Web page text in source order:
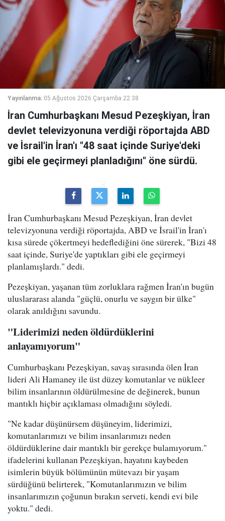
Yayınlanma: 05 Ağustos 2026 Çarşamba 22:38
İran Cumhurbaşkanı Mesud Pezeşkiyan, İran
devlet televizyonuna verdiği röportajda ABD
ve İsrail'in İran'ı "48 saat içinde Suriye'deki
gibi ele geçirmeyi planladığını" öne sürdü.
İran Cumhurbaşkanı Mesud Pezeşkiyan, İran devlet
televizyonuna verdiği röportajda, ABD ve İsrail'in İran'ı
kısa sürede çökertmeyi hedeflediğini öne sürerek, "Bizi 48
saat içinde, Suriye'de yaptıkları gibi ele geçirmeyi
planlamışlardı." dedi.
Pezeşkiyan, yaşanan tüm zorluklara rağmen İran'ın bugün
uluslararası alanda "güçlü, onurlu ve saygın bir ülke"
olarak anıldığını savundu.
"Liderimizi neden öldürdüklerini
anlayamıyorum"
Cumhurbaşkanı Pezeşkiyan, savaş sırasında ölen İran
lideri Ali Hamaney ile üst düzey komutanlar ve nükleer
bilim insanlarının öldürülmesine de değinerek, bunun
mantıklı hiçbir açıklaması olmadığını söyledi.
"Ne kadar düşünürsem düşüneyim, liderimizi,
komutanlarımızı ve bilim insanlarımızı neden
öldürdüklerine dair mantıklı bir gerekçe bulamıyorum."
ifadelerini kullanan Pezeşkiyan, hayatını kaybeden
isimlerin büyük bölümünün mütevazı bir yaşam
sürdüğünü belirterek, "Komutanlarımızın ve bilim
insanlarımızın çoğunun bırakın serveti, kendi evi bile
yoktu." dedi.